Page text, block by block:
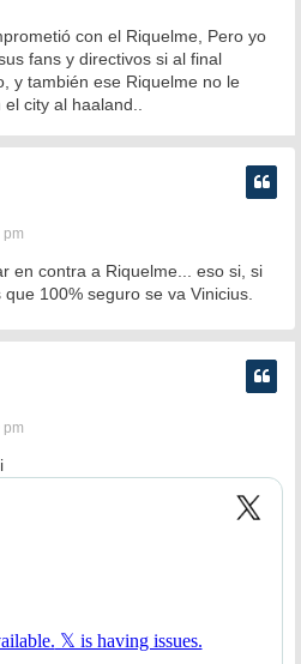
con el Riquelme, Pero yo
fans y directivos si al final
y también ese Riquelme no le
city al haaland..
pm
en contra a Riquelme... eso si, si
100% seguro se va Vinicius.
pm